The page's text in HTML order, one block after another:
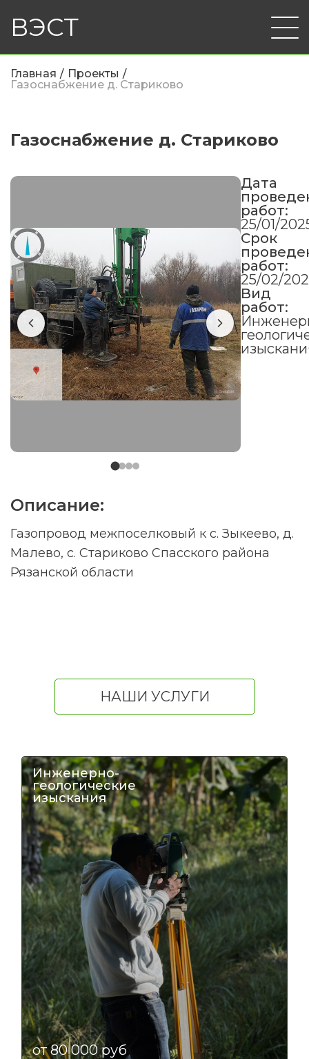
ВЭСТ
Главная
Проекты
Газоснабжение д. Стариково
Газоснабжение д. Стариково
Дата
работ:
25/01/
Срок
работ:
25/02/
Вид
работ:
Описание:
Газопровод межпоселковый к с. Зыкеево, д.
Малево, с. Стариково Спасского района
Рязанской области
НАШИ УСЛУГИ
Инженерно-
геологические
изыскания
от 80 000 руб